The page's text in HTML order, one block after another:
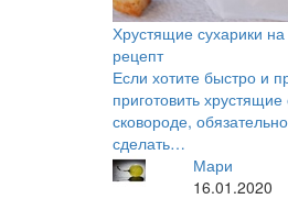
Хрустящие сухарики
рецепт
Если хотите быстро и
приготовить
сковороде,
сделать…
Мари
16.01.2020